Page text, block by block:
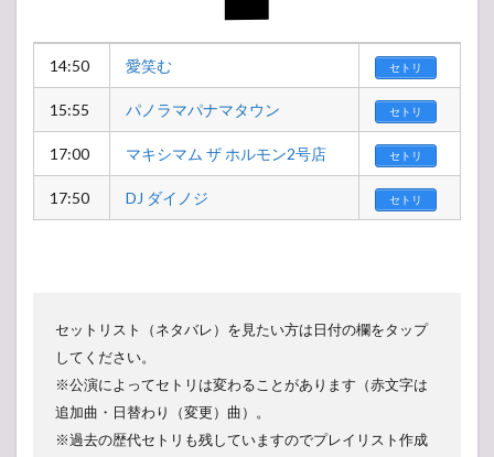
14:50 愛笑む セトリ
15:55 パノラマパナマタウン セトリ
17:00 マキシマム ザ ホルモン2号店 セトリ
17:50 DJ ダイノジ セトリ
セットリスト（ネタバレ）を見たい方は日付の欄をタップ
してください。
※公演によってセトリは変わることがあります（赤文字は
追加曲・日替わり（変更）曲）。
※過去の歴代セトリも残していますのでプレイリスト作成